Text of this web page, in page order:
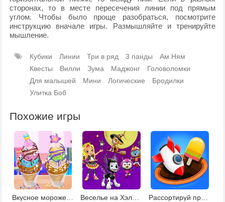
сторонах, то в месте пересечения линии под прямым
углом. Чтобы было проще разобраться, посмотрите
инструкцию вначале игры. Размышляйте и тренируйте
мышление.
Кубики Линии Три в ряд 3 панды
Ам Ням
Квесты
Вилли Зума Маджонг
Головоломки
Для малышей
Мини Логические
Бродилки
Улитка Боб
Похожие игры
Вкусное мороженое Чуррос Веселье на Хэллоуин с мультяшками Никелодеона Рассортируй предметы